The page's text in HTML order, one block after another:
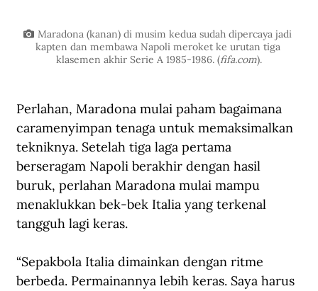
Maradona (kanan) di musim kedua sudah dipercaya jadi
kapten dan membawa Napoli meroket ke urutan tiga
klasemen akhir Serie A 1985-1986. (fifa.com).
Perlahan, Maradona mulai paham bagaimana
caramenyimpan tenaga untuk memaksimalkan
tekniknya. Setelah tiga laga pertama
berseragam Napoli berakhir dengan hasil
buruk, perlahan Maradona mulai mampu
menaklukkan bek-bek Italia yang terkenal
tangguh lagi keras.
“Sepakbola Italia dimainkan dengan ritme
berbeda. Permainannya lebih keras. Saya harus